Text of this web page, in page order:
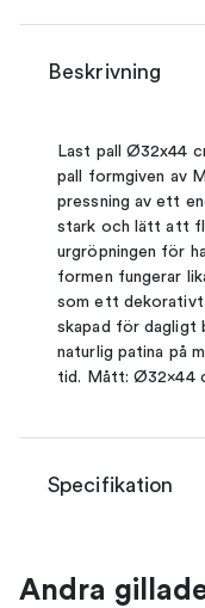
Beskrivning
Last pall Ø32x44
pall formgiven av
pressning av ett
stark och lätt att
urgröpningen för
formen fungerar
som ett dekorativt
skapad för dagligt
naturlig patina på
tid. Mått: Ø32×44
Specifikation
Andra